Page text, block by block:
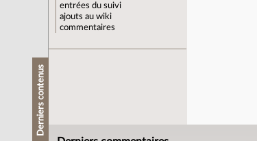
entrées du suivi
ajouts au wiki
commentaires
Derniers contenus